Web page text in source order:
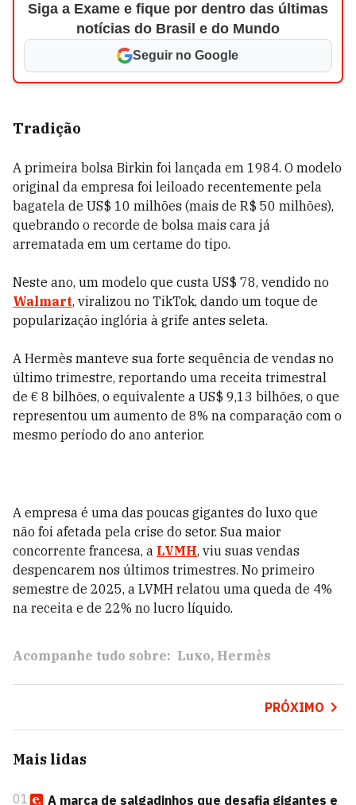
Siga a Exame e fique por dentro das últimas
notícias do Brasil e do Mundo
Seguir no Google
Tradição
A primeira bolsa Birkin foi lançada em 1984. O modelo
original da empresa foi leiloado recentemente pela
bagatela de US$ 10 milhões (mais de R$ 50 milhões),
quebrando o recorde de bolsa mais cara já
arrematada em um certame do tipo.
Neste ano, um modelo que custa US$ 78, vendido no
Walmart, viralizou no TikTok, dando um toque de
popularização inglória à grife antes seleta.
A Hermès manteve sua forte sequência de vendas no
último trimestre, reportando uma receita trimestral
de € 8 bilhões, o equivalente a US$ 9,13 bilhões, o que
representou um aumento de 8% na comparação com o
mesmo período do ano anterior.
A empresa é uma das poucas gigantes do luxo que
não foi afetada pela crise do setor. Sua maior
concorrente francesa, a LVMH, viu suas vendas
despencarem nos últimos trimestres. No primeiro
semestre de 2025, a LVMH relatou uma queda de 4%
na receita e de 22% no lucro líquido.
Acompanhe tudo sobre: Luxo Hermès
PRÓXIMO
Mais lidas
01 A marca de salgadinhos que desafia gigantes e